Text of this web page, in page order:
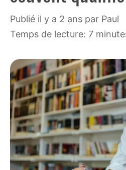
publié il y a 2 ans par Paul
Temps de lecture: 7